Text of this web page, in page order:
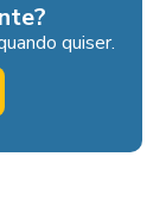
quiser.